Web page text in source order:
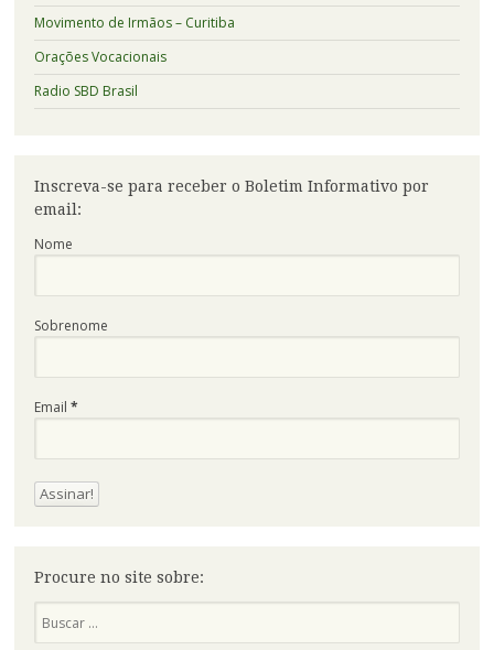
Movimento de Irmãos – Curitiba
Orações Vocacionais
Radio SBD Brasil
Inscreva-se para receber o Boletim Informativo por
email:
Nome
Sobrenome
Email *
Procure no site sobre: